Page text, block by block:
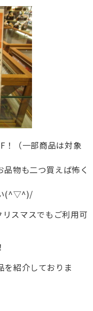
！（一部商品は対象
物も二つ買えば怖く
(^▽^)/
スマスでもご利用可
を紹介しておりま